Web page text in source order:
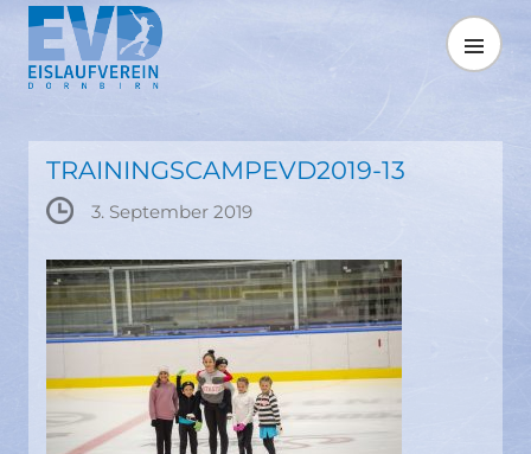
Springe
zum
Inhalt
MENÜ
TRAININGSCAMPEVD2019-13
3. September 2019